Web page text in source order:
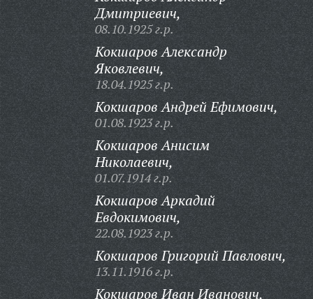
Дмитриевич,
08.10.1925 г.р.
Кокшаров Александр
Яковлевич,
18.04.1925 г.р.
Кокшаров Андрей Ефимович,
01.08.1923 г.р.
Кокшаров Анисим
Николаевич,
01.07.1914 г.р.
Кокшаров Аркадий
Евдокимович,
22.08.1923 г.р.
Кокшаров Григорий Павлович,
13.11.1916 г.р.
Кокшаров Иван Иванович,